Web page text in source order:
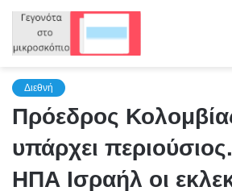
Διεθνή
Πρόεδρος
υπάρχει
ΗΠΑ Ισραήλ οι